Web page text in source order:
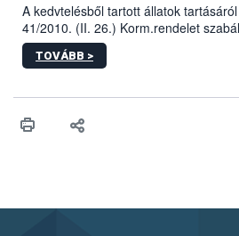
A kedvtelésből tartott állatok
41/2010. (II. 26.) Korm.rendelet
sérülés, illetve ennek veszélye
hatósági feladatokat, valamint a
vonni az ebek viselkedésének
TOVÁBB >